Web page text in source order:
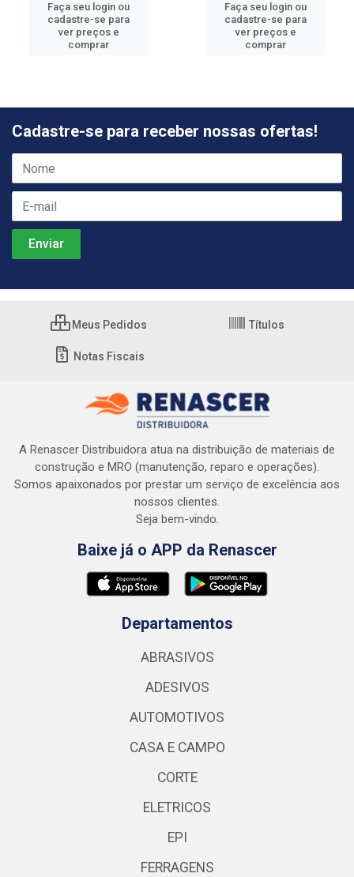
Faça seu login ou
cadastre-se para
ver preços e
comprar
Faça seu login ou
cadastre-se para
ver preços e
comprar
Cadastre-se para receber nossas ofertas!
Meus Pedidos Títulos
Notas Fiscais
A Renascer Distribuidora atua na distribuição de materiais de
construção e MRO (manutenção, reparo e operações).
Somos apaixonados por prestar um serviço de excelência aos
nossos clientes.
Seja bem-vindo.
Baixe já o APP da Renascer
Departamentos
ABRASIVOS
ADESIVOS
AUTOMOTIVOS
CASA E CAMPO
CORTE
ELETRICOS
EPI
FERRAGENS